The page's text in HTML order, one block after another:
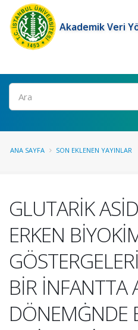
Akademik Veri
Ara
ANA SAYFA SON EKLENEN YAYINLAR
GLUTARİK
ERKEN
BİR İNFANTTA
DÖNEMĠNDE